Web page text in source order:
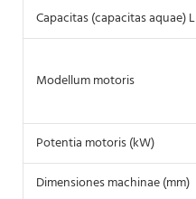
Capacitas (capacitas aquae) L
Modellum motoris
Potentia motoris (kW)
Dimensiones machinae (mm)